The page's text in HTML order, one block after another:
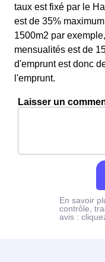
taux est fixé par le
est de 35%
1500m2 par
mensualités est de
d'emprunt est donc
l'emprunt.
Laisser un
En savoir
contrôle,
avis :